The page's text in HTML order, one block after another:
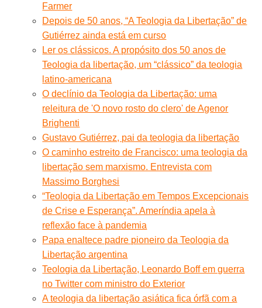
Farmer
Depois de 50 anos, “A Teologia da Libertação” de
Gutiérrez ainda está em curso
Ler os clássicos. A propósito dos 50 anos de
Teologia da libertação, um “clássico” da teologia
latino-americana
O declínio da Teologia da Libertação: uma
releitura de 'O novo rosto do clero' de Agenor
Brighenti
Gustavo Gutiérrez, pai da teologia da libertação
O caminho estreito de Francisco: uma teologia da
libertação sem marxismo. Entrevista com
Massimo Borghesi
“Teologia da Libertação em Tempos Excepcionais
de Crise e Esperança”. Ameríndia apela à
reflexão face à pandemia
Papa enaltece padre pioneiro da Teologia da
Libertação argentina
Teologia da Libertação, Leonardo Boff em guerra
no Twitter com ministro do Exterior
A teologia da libertação asiática fica órfã com a